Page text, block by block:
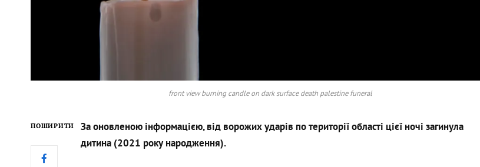
front view burning candle on dark surface death palestine funeral
ПОШИРИТИ
За оновленою інформацією, від ворожих ударів по території області цієї ночі загинула
дитина (2021 року народження).